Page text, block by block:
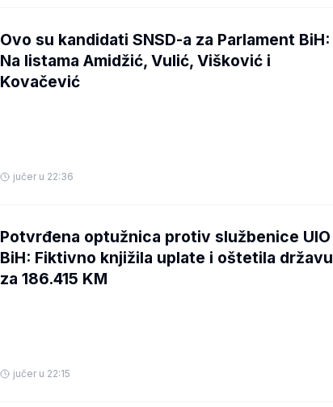
Ovo su kandidati SNSD-a za Parlament BiH:
Na listama Amidžić, Vulić, Višković i
Kovačević
jučer u 22:36
Potvrđena optužnica protiv službenice UIO
BiH: Fiktivno knjižila uplate i oštetila državu
za 186.415 KM
jučer u 22:15